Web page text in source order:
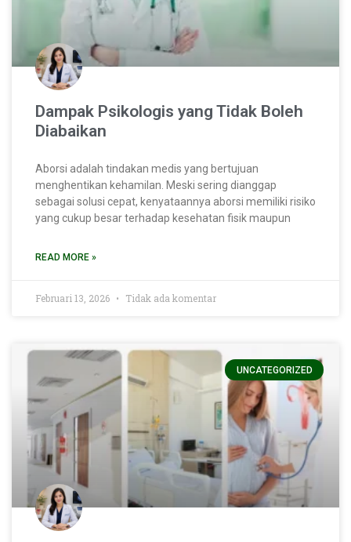
Dampak Psikologis yang Tidak Boleh
Diabaikan
Aborsi adalah tindakan medis yang bertujuan
menghentikan kehamilan. Meski sering dianggap
sebagai solusi cepat, kenyataannya aborsi memiliki risiko
yang cukup besar terhadap kesehatan fisik maupun
READ MORE »
Februari 13, 2026 Tidak ada komentar
UNCATEGORIZED